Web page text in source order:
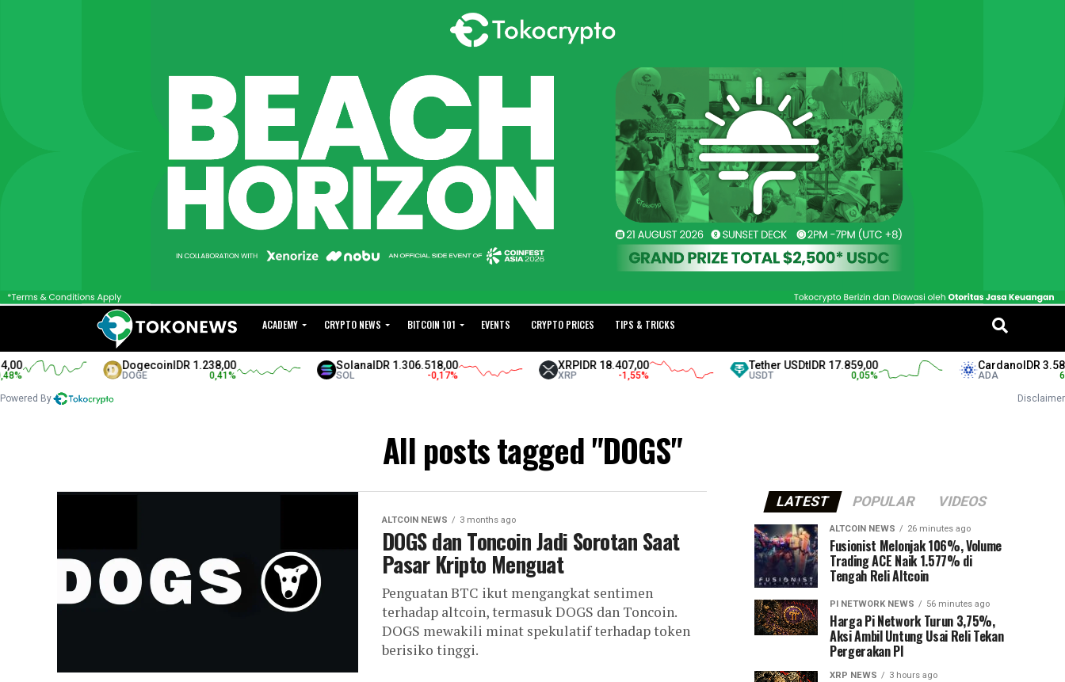
ACADEMY CRYPTO NEWS BITCOIN 101 EVENTS CRYPTO PRICES TIPS & TRICKS
DogecoinIDR 1.238,00
DOGE %
SolanaIDR 1.306.518,00
SOL %
XRPIDR 18.407,00
XRP %
Tether USDt IDR 17.859,00
USDT %
CardanoIDR 3.580,00
ADA %
Powered By Disclaimer
All posts tagged "DOGS"
ALTCOIN NEWS 3 months ago
DOGS dan Toncoin Jadi Sorotan Saat
Pasar Kripto Menguat
Penguatan BTC ikut mengangkat sentimen
terhadap altcoin, termasuk DOGS dan Toncoin.
DOGS mewakili minat spekulatif terhadap token
berisiko tinggi.
LATEST POPULAR VIDEOS
ALTCOIN NEWS 26 minutes ago
Fusionist Melonjak 106%, Volume
Trading ACE Naik 1.577% di
Tengah Reli Altcoin
PI NETWORK NEWS 56 minutes ago
Harga Pi Network Turun 3,75%,
Aksi Ambil Untung Usai Reli Tekan
Pergerakan PI
XRP NEWS 3 hours ago